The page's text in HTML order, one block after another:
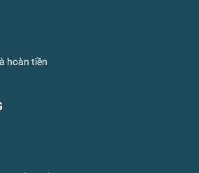
hoàn tiền